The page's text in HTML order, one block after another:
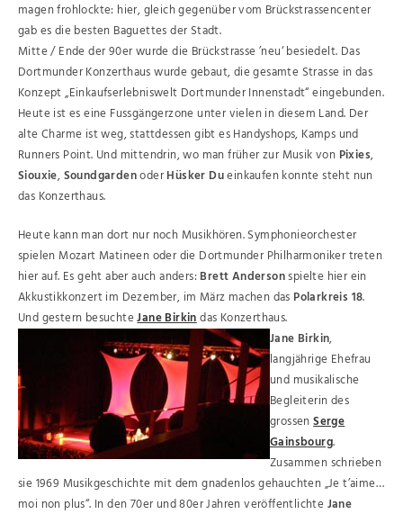
magen frohlockte: hier, gleich gegenüber vom Brückstrassencenter
gab es die besten Baguettes der Stadt.
Mitte / Ende der 90er wurde die Brückstrasse ’neu‘ besiedelt. Das
Dortmunder Konzerthaus wurde gebaut, die gesamte Strasse in das
Konzept „Einkaufserlebniswelt Dortmunder Innenstadt“ eingebunden.
Heute ist es eine Fussgängerzone unter vielen in diesem Land. Der
alte Charme ist weg, stattdessen gibt es Handyshops, Kamps und
Runners Point. Und mittendrin, wo man früher zur Musik von Pixies,
Siouxie,SoundgardenoderHüsker Dueinkaufen konnte steht nun
das Konzerthaus.
Heute kann man dort nur noch Musikhören. Symphonieorchester
spielen Mozart Matineen oder die Dortmunder Philharmoniker treten
hier auf. Es geht aber auch anders:Brett Andersonspielte hier ein
Akkustikkonzert im Dezember, im März machen das Polarkreis 18.
Und gestern besuchteJane Birkindas Konzerthaus.
Jane Birkin,
langjährige Ehefrau
und musikalische
Begleiterin des
grossenSerge
Gainsbourg.
Zusammen schrieben
sie 1969 Musikgeschichte mit dem gnadenlos gehauchten „Je t’aime…
moi non plus“. In den 70er und 80er Jahren veröffentlichteJane